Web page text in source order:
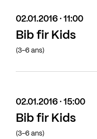
02.01.2016 · 11:00
Bib fir Kids
(3-6 ans)
02.01.2016 · 15:00
Bib fir Kids
(3-6 ans)